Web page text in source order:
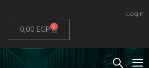
Login
0,00 EGP 0